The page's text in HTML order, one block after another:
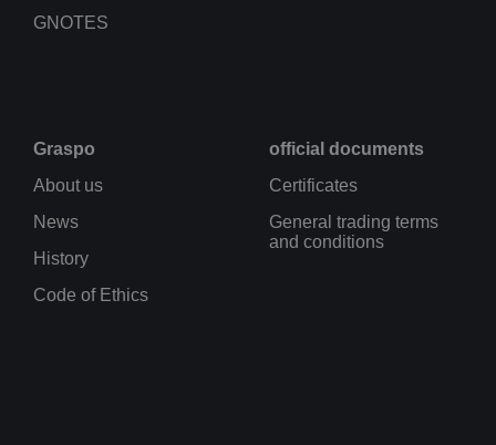
GNOTES
Graspo
About us
News
History
Code of Ethics
official documents
Certificates
General trading terms
and conditions